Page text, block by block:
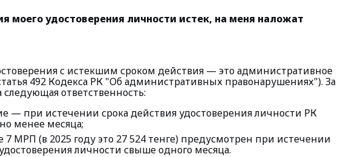
моего удостоверения личности истек, на меня наложат
с истекшим сроком действия — это административное
492 Кодекса РК "Об административных правонарушениях"). За
ответственность:
— при истечении срока действия удостоверения личности РК
менее месяца;
7 МРП (в 2025 году это 27 524 тенге) предусмотрен при истечении
личности свыше одного месяца.